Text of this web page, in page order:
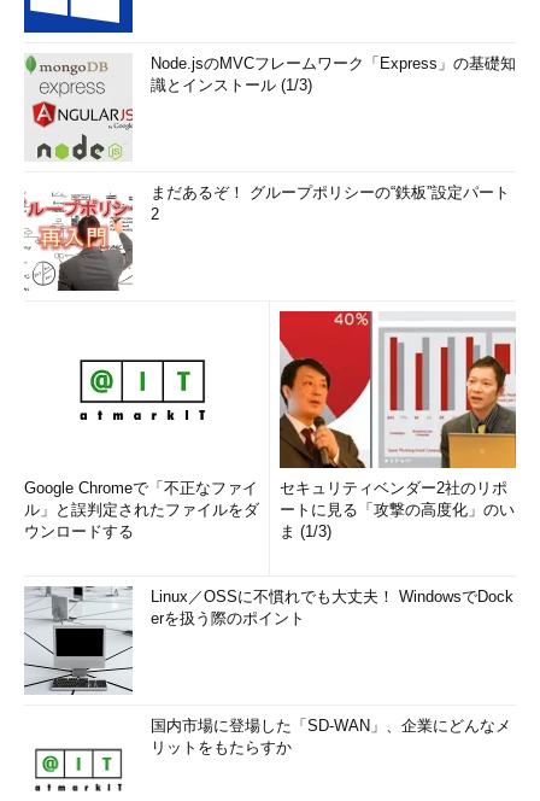
Node.jsのMVCフレームワーク「Express」の基礎知
識とインストール (1/3)
まだあるぞ！ グループポリシーの“鉄板”設定パート
2
Google Chromeで「不正なファイ
ル」と誤判定されたファイルをダ
ウンロードする
セキュリティベンダー2社のリポ
ートに見る「攻撃の高度化」のい
ま (1/3)
Linux／OSSに不慣れでも大丈夫！ WindowsでDock
erを扱う際のポイント
国内市場に登場した「SD-WAN」、企業にどんなメ
リットをもたらすか